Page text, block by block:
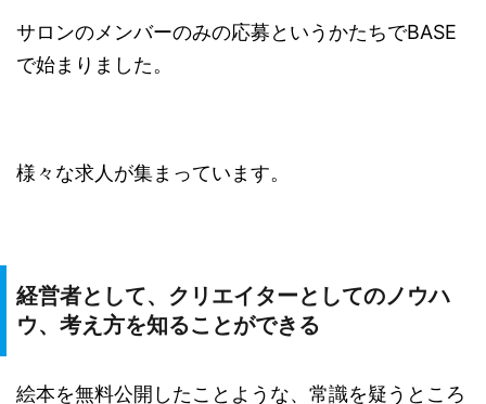
サロンのメンバーのみの応募というかたちでBASE
で始まりました。
様々な求人が集まっています。
経営者として、クリエイターとしてのノウハ
ウ、考え方を知ることができる
絵本を無料公開したことような、常識を疑うところ